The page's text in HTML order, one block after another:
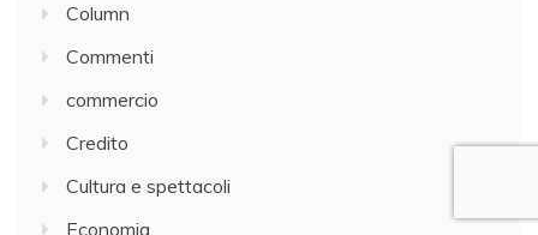
Column
Commenti
commercio
Credito
Cultura e spettacoli
Economia